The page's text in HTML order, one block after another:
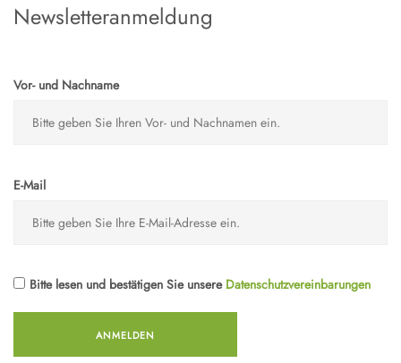
Newsletteranmeldung
Vor- und Nachname
E-Mail
Bitte lesen und bestätigen Sie unsere Datenschutzvereinbarungen